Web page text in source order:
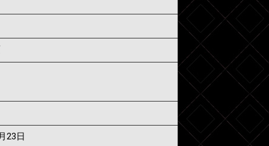
23日